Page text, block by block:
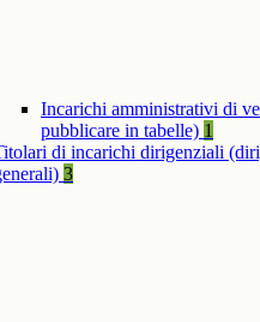
Incarichi amministrativi di
pubblicare in tabelle) 1
di incarichi dirigenziali
3